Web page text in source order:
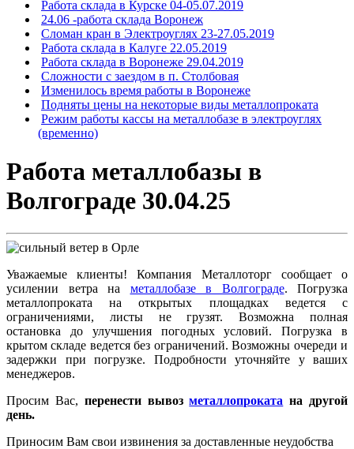
Работа склада в Курске 04-05.07.2019
24.06 -работа склада Воронеж
Сломан кран в Электроуглях 23-27.05.2019
Работа склада в Калуге 22.05.2019
Работа склада в Воронеже 29.04.2019
Сложности с заездом в п. Столбовая
Изменилось время работы в Воронеже
Подняты цены на некоторые виды металлопроката
Режим работы кассы на металлобазе в электроуглях
(временно)
Работа металлобазы в
Волгограде 30.04.25
Уважаемые клиенты! Компания Металлоторг сообщает о
усилении ветра на металлобазе в Волгограде. Погрузка
металлопроката на открытых площадках ведется с
ограничениями, листы не грузят. Возможна полная
остановка до улучшения погодных условий. Погрузка в
крытом складе ведется без ограничений. Возможны очереди и
задержки при погрузке. Подробности уточняйте у ваших
менеджеров.
Просим Вас, перенести вывозметаллопроката на другой
день.
Приносим Вам свои извинения за доставленные неудобства